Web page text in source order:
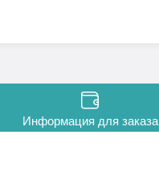
Информация для заказа